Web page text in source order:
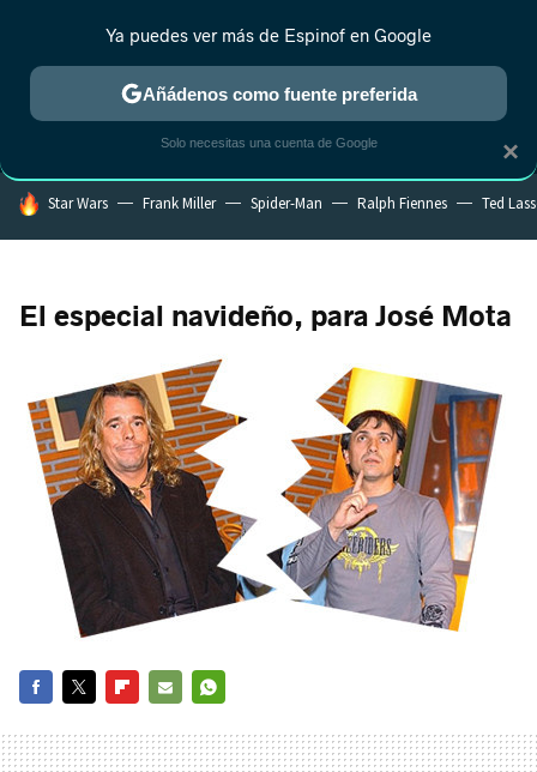
MENÚ NUEVO
ESTRENOS REALITY ANIME RANKINGS CINE
HOY SE HABLA DE
Star Wars Frank Miller Spider-Man Ralph Fiennes Ted
El especial navideño, para José Mota
MAIL
×
Ya puedes ver más de Espinof en Google
Añádenos como fuente preferida
Solo necesitas una cuenta de Google